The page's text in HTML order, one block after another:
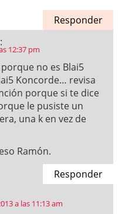
Responder
12:37 pm
no es Blai5
Koncorde… revisa
porque si te dice
le pusiste un
una k en vez de
Ramón.
Responder
a las 11:13 am